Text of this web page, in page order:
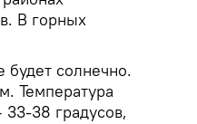
В горных
будет солнечно.
Температура
38 градусов,